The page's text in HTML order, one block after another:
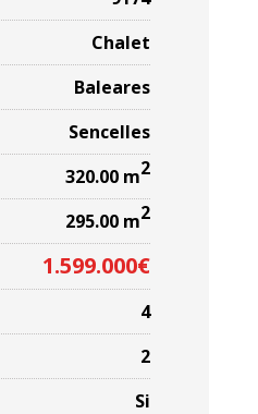
Chalet
Baleares
Sencelles
320.00 m2
295.00 m2
1.599.000€
4
2
Si